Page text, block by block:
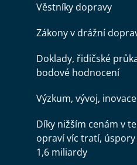
Věstníky dopravy
Zákony v drážní
Doklady, řidičské
bodové hodnocení
Výzkum, vývoj, inovace
Díky nižším cenám v
opraví víc tratí,
1,6 miliardy